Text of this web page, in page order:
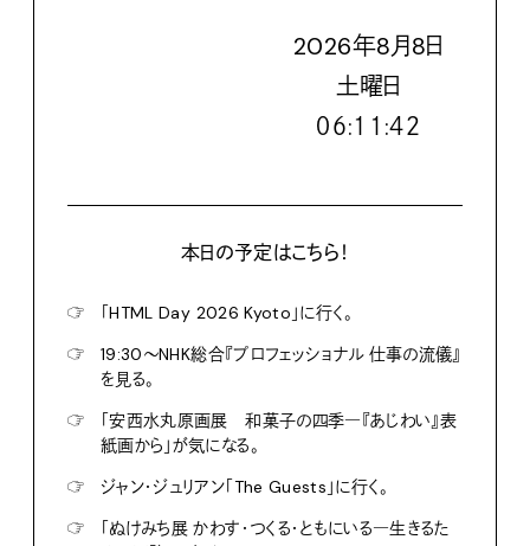
2026年8月8日
土曜日
０６:１１:４４
本日の予定はこちら！
☞
「HTML Day 2026 Kyoto」に行く。
☞
19:30〜NHK総合『プロフェッショナル 仕事の流儀』
を見る。
☞
「安西水丸原画展 和菓子の四季―『あじわい』表
紙画から」が気になる。
☞
ジャン・ジュリアン「The Guests」に行く。
☞
「ぬけみち展 かわす・つくる・ともにいる―生きるた